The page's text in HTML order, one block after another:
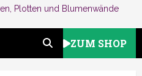
Plotten und Blumenwände
ZUM SHOP